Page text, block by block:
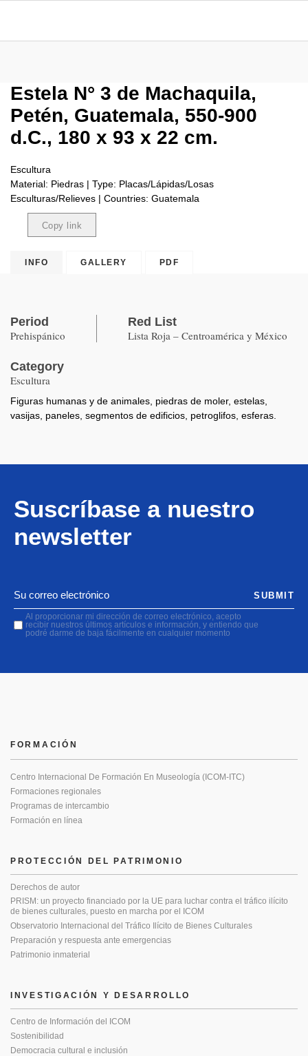
Estela N° 3 de Machaquila,
Petén, Guatemala, 550-900
d.C., 180 x 93 x 22 cm.
Escultura
Material: Piedras | Type: Placas/Lápidas/Losas
Esculturas/Relieves | Countries: Guatemala
Copy link
INFO GALLERY PDF
Period
Prehispánico
Red List
Lista Roja – Centroamérica y México
Category
Escultura
Figuras humanas y de animales, piedras de moler, estelas,
vasijas, paneles, segmentos de edificios, petroglifos, esferas.
Suscríbase a nuestro
newsletter
Al proporcionar mi dirección de correo electrónico, acepto
recibir nuestros últimos artículos e información, y entiendo que
podré darme de baja fácilmente en cualquier momento
SUBMIT
PROTECCIÓN DEL PATRIMONIO
Derechos de autor
PRISM: un proyecto financiado por la UE para luchar contra el tráfico ilícito
de bienes culturales, puesto en marcha por el ICOM
Observatorio Internacional del Tráfico Ilícito de Bienes Culturales
Preparación y respuesta ante emergencias
Patrimonio inmaterial
FORMACIÓN
Centro Internacional De Formación En Museología (ICOM-ITC)
Formaciones regionales
Programas de intercambio
Formación en línea
INVESTIGACIÓN Y DESARROLLO
Centro de Información del ICOM
Sostenibilidad
Democracia cultural e inclusión